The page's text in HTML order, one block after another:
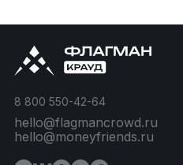
8 800 550-42-64
hello@flagmancrowd.ru
hello@moneyfriends.ru